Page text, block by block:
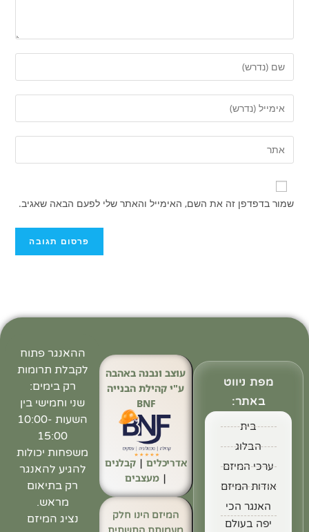
שמור בדפדפן זה את השם, האימייל והאתר שלי לפעם הבאה שאגיב.
מפת ניווט
באתר:
בית
הבלוג
ערכי המיזם
אודות המיזם
האנגר הכי
יפה בעולם
ההאנגר פתוח
לקבלת תרומות
רק בימים:
שני וחמישי בין
השעות 10:00-
15:00
משפחות יכולות
להגיע להאנגר
רק בתיאום
מראש.
נציג המיזם
עוצב ונבנה באהבה
ע"י קהילת הבנייה
BNF
אדריכלים | קבלנים
|מעצבים
המיזם הינו חלק